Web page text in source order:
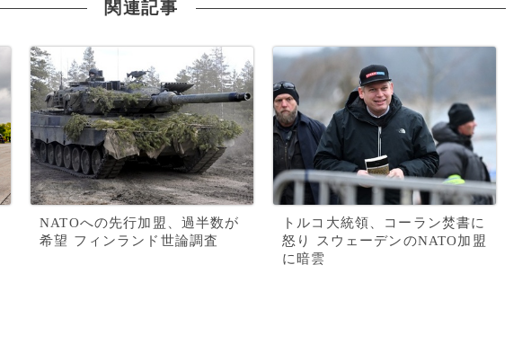
関連記事
NATOへの先行加盟、過半数が
希望 フィンランド世論調査
トルコ大統領、コーラン焚書に
怒り スウェーデンのNATO加盟
に暗雲